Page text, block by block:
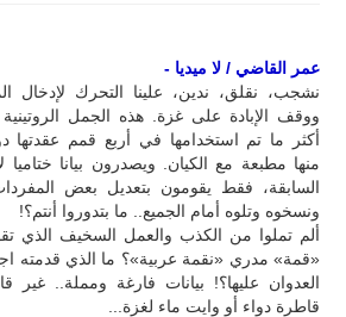
عمر القاضي / لا ميديا -
نشجب، نقلق، ندين، علينا التحرك لإدخال
ووقف الإبادة على غزة. هذه الجمل الروتينية
أكثر ما تم استخدامها في أربع قمم عقدتها
منها مطبعة مع الكيان. ويصدرون بيانا ختاميا
السابقة، فقط يقومون بتعديل بعض
ونسخوه وتلوه أمام الجميع.. ما بتدوروا أنتم؟!
ألم تملوا من الكذب والعمل السخيف
«قمة» مدري «نقمة عربية»؟ ما الذي قدمته
العدوان عليها؟! بيانات فارغة ومملة..
قاطرة دواء أو وايت ماء لغزة...